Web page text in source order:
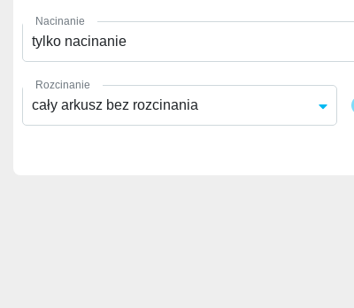
Nacinanie
tylko nacinanie
Rozcinanie
cały arkusz bez rozcinania